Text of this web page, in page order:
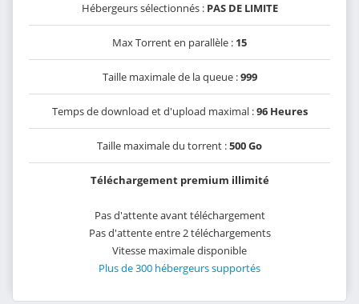
Hébergeurs sélectionnés : PAS DE LIMITE
Max Torrent en parallèle : 15
Taille maximale de la queue :999
Temps de download et d'upload maximal :96 Heures
Taille maximale du torrent :500 Go
Téléchargement premium illimité
Pas d'attente avant téléchargement
Pas d'attente entre 2 téléchargements
Vitesse maximale disponible
Plus de 300 hébergeurs supportés